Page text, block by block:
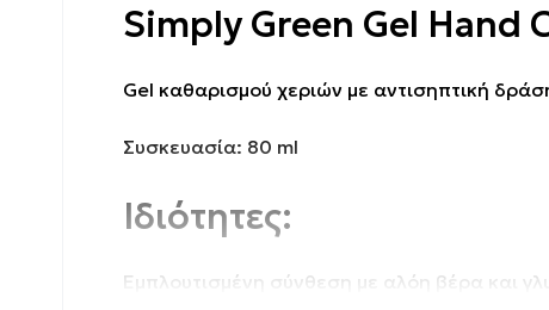
Simply Green Gel Hand
Gel καθαρισμού χεριών με αντισηπτική
Συσκευασία: 80 ml
Ιδιότητες:
Εμπλουτισμένη σύνθεση με αλόη βέρα και